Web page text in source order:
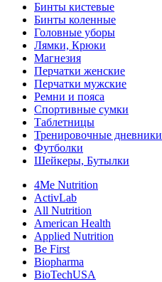
Бинты кистевые
Бинты коленные
Головные уборы
Лямки, Крюки
Магнезия
Перчатки женские
Перчатки мужские
Ремни и пояса
Спортивные сумки
Таблетницы
Тренировочные дневники
Футболки
Шейкеры, Бутылки
4Me Nutrition
ActivLab
All Nutrition
American Health
Applied Nutrition
Be First
Biopharma
BioTechUSA